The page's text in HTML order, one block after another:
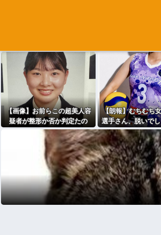
【画像】お前らこの超美人容
疑者が整形か否か判定たの
む！！
【朗報】むちむち
選手さん、脱いで